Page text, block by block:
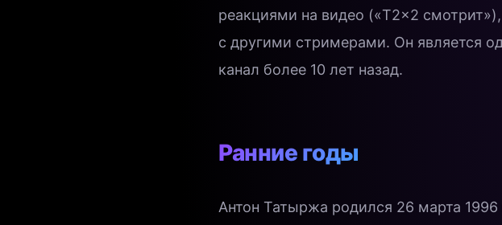
реакциями на видео («T2x2
с другими стримерами. Он является
канал более 10 лет назад.
Ранние годы
Антон Татыржа родился 26 марта